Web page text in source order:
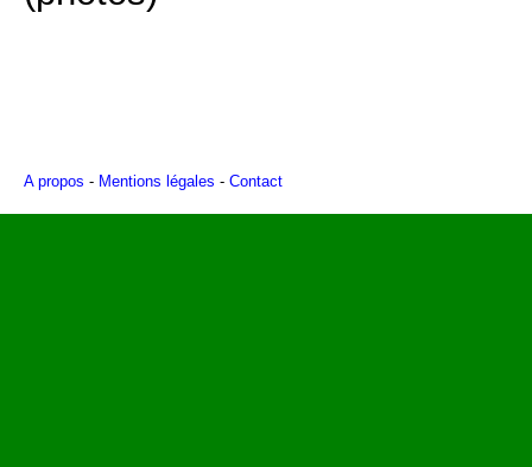
A propos - Mentions légales - Contact